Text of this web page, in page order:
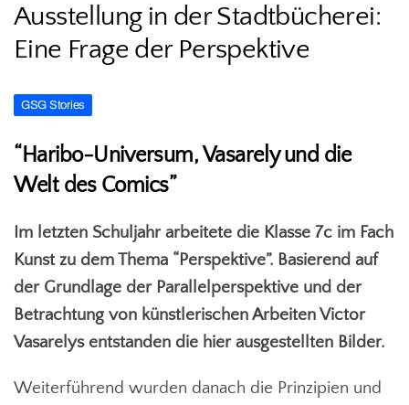
Ausstellung in der Stadtbücherei:
Eine Frage der Perspektive
GSG Stories
“Haribo-Universum, Vasarely und die
Welt des Comics”
Im letzten Schuljahr arbeitete die Klasse 7c im Fach
Kunst zu dem Thema “Perspektive”. Basierend auf
der Grundlage der Parallelperspektive und der
Betrachtung von künstlerischen Arbeiten Victor
Vasarelys entstanden die hier ausgestellten Bilder.
Weiterführend wurden danach die Prinzipien und